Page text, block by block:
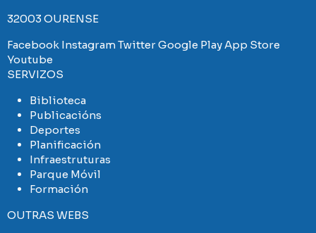
32003 OURENSE
Facebook InstagramTwitterGoogle PlayApp Store
Youtube
SERVIZOS
Biblioteca
Publicacións
Deportes
Planificación
Infraestruturas
Parque Móvil
Formación
OUTRAS WEBS